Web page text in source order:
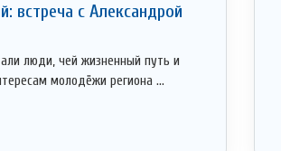
встреча с Александрой
люди, чей жизненный путь и
молодёжи региона ...